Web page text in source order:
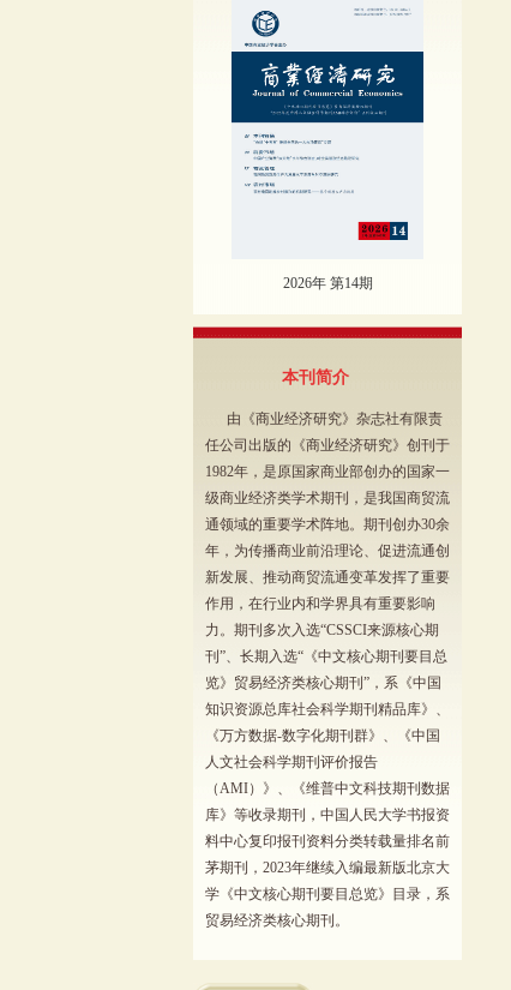
2026年 第14期
本刊简介
由《商业经济研究》杂志社有限责
任公司出版的《商业经济研究》创刊于
1982年，是原国家商业部创办的国家一
级商业经济类学术期刊，是我国商贸流
通领域的重要学术阵地。期刊创办30余
年，为传播商业前沿理论、促进流通创
新发展、推动商贸流通变革发挥了重要
作用，在行业内和学界具有重要影响
力。期刊多次入选“CSSCI来源核心期
刊”、长期入选“《中文核心期刊要目总
览》贸易经济类核心期刊”，系《中国
知识资源总库社会科学期刊精品库》、
《万方数据-数字化期刊群》、《中国
人文社会科学期刊评价报告
（AMI）》、《维普中文科技期刊数据
库》等收录期刊，中国人民大学书报资
料中心复印报刊资料分类转载量排名前
茅期刊，2023年继续入编最新版北京大
学《中文核心期刊要目总览》目录，系
贸易经济类核心期刊。